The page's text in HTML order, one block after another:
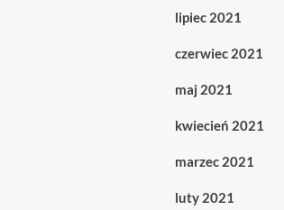
lipiec 2021
czerwiec 2021
maj 2021
kwiecień 2021
marzec 2021
luty 2021